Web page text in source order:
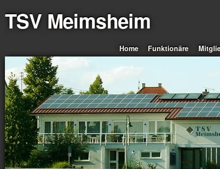
TSV Meimsheim
Home Funktionäre